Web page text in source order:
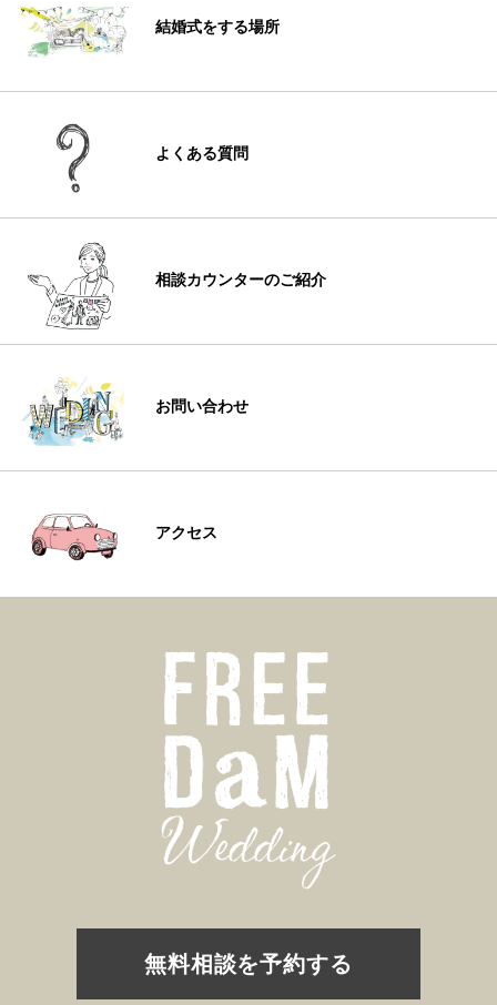
結婚式をする場所
よくある質問
相談カウンターのご紹介
お問い合わせ
アクセス
無料相談を予約する